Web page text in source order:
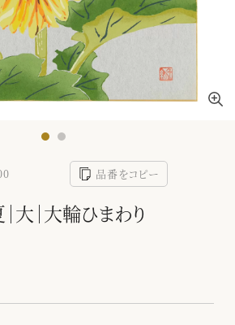
品番をコピー
大｜大輪ひまわり